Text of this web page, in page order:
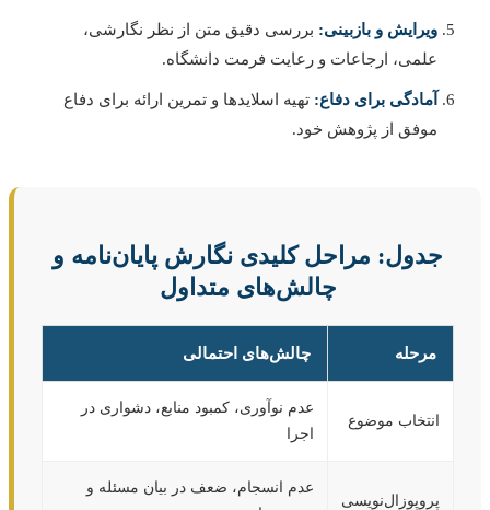
ویرایش و بازبینی: بررسی دقیق متن از نظر نگارشی،
علمی، ارجاعات و رعایت فرمت دانشگاه.
آمادگی برای دفاع:تهیه اسلایدها و تمرین ارائه برای دفاع
موفق از پژوهش خود.
جدول: مراحل کلیدی نگارش پایان‌نامه و
چالش‌های متداول
مرحله چالش‌های احتمالی
انتخاب موضوع
عدم نوآوری، کمبود منابع، دشواری در
پروپوزال‌نویسی
عدم انسجام، ضعف در بیان مسئله و